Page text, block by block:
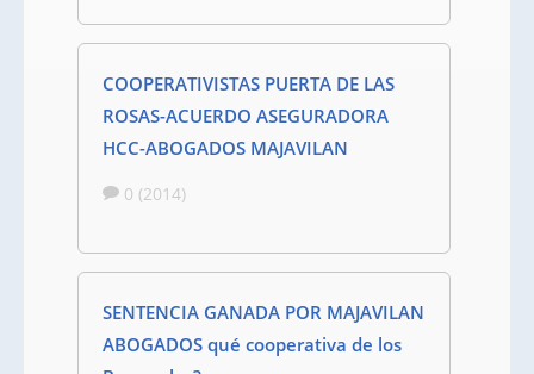
COOPERATIVISTAS PUERTA DE LAS
ROSAS-ACUERDO ASEGURADORA
HCC-ABOGADOS MAJAVILAN
0 (2014)
SENTENCIA GANADA POR MAJAVILAN
ABOGADOS qué cooperativa de los